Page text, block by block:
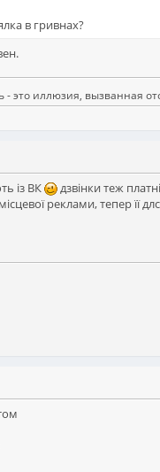
в гривнах?
это иллюзия, вызванная
із ВК
дзвінки теж
реклами, тепер її